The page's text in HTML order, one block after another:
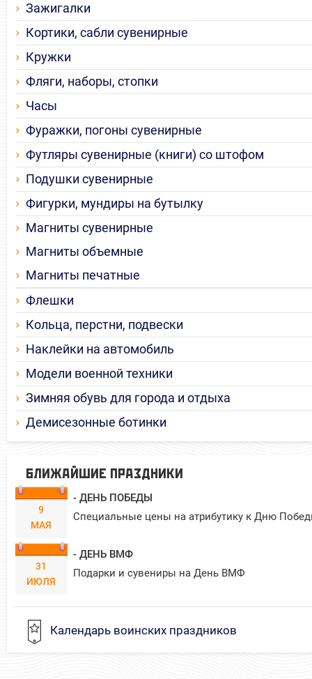
Зажигалки
Кортики, сабли сувенирные
Кружки
Фляги, наборы, стопки
Часы
Фуражки, погоны сувенирные
Футляры сувенирные (книги) со штофом
Подушки сувенирные
Фигурки, мундиры на бутылку
Магниты сувенирные
Магниты объемные
Магниты печатные
Флешки
Кольца, перстни, подвески
Наклейки на автомобиль
Модели военной техники
Зимняя обувь для города и отдыха
Демисезонные ботинки
БЛИЖАЙШИЕ ПРАЗДНИКИ
9
МАЯ
- ДЕНЬ ПОБЕДЫ
Специальные цены на атрибутику к Дню
31
ИЮЛЯ
- ДЕНЬ ВМФ
Подарки и сувениры на День ВМФ
Календарь воинских праздников